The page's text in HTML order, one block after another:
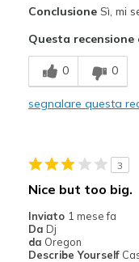
Breathe Well
Durable
ConclusioneSì, mi
Questa
0 0
segnalare questa
3
Nice but too big.
Inviato 1 mese fa
Da Dj
da Oregon
Describe Yourself